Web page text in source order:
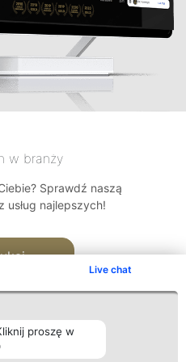
Live chat
proszę w
w branży
Sprawdź naszą
najlepszych!